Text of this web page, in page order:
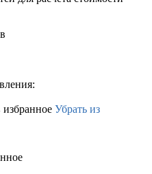
Убрать из